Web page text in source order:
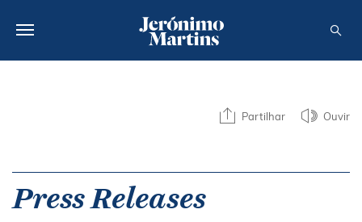
MEDIA
Partilhar Ouvir
Press Releases